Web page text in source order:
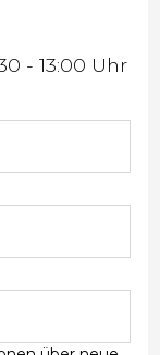
- 13:00 Uhr